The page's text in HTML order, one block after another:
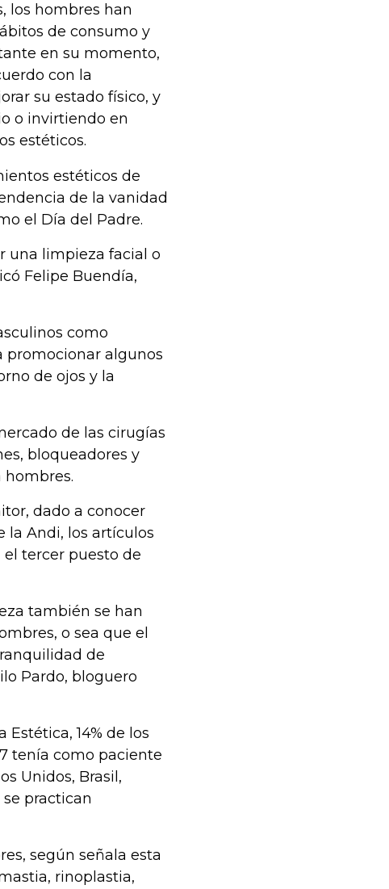
los hombres han
de consumo y
en su momento,
con la
su estado físico, y
o invirtiendo en
estéticos.
estéticos de
de la vanidad
el Día del Padre.
una limpieza facial o
Felipe Buendía,
como
promocionar algunos
de ojos y la
de las cirugías
bloqueadores y
dado a conocer
la Andi, los artículos
tercer puesto de
también se han
o sea que el
de
Pardo, bloguero
14% de los
tenía como paciente
Unidos, Brasil,
practican
según señala esta
rinoplastia,